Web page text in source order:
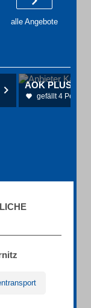
alle Angebote
gefällt 4